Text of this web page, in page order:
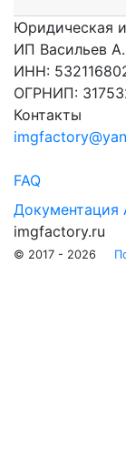
Юридическая
ИП Васильев
ИНН:
ОГРНИП:
Контакты
FAQ
Документация
imgfactory.ru
© 2017 - 2026